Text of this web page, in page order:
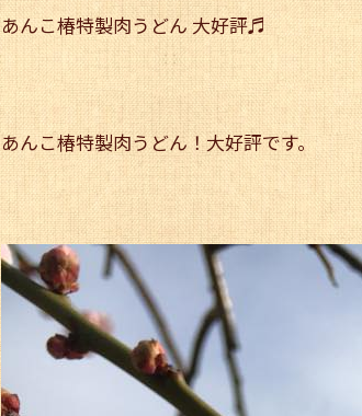
あんこ椿特製肉うどん 大好評♬
あんこ椿特製肉うどん！大好評です。